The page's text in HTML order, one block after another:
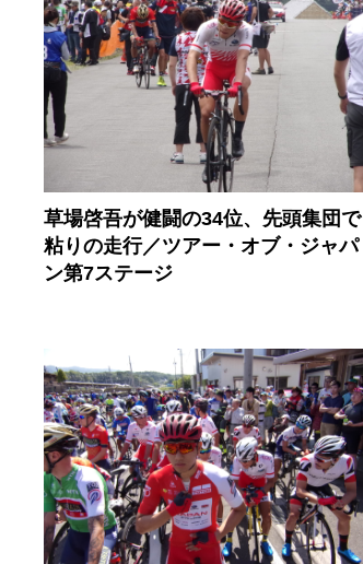
草場啓吾が健闘の34位、先頭集団で
粘りの走行／ツアー・オブ・ジャパ
ン第7ステージ